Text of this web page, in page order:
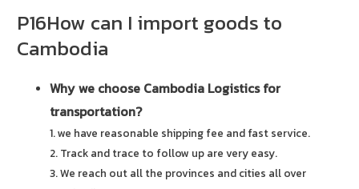
P16How can I import goods to
Cambodia
Why we choose Cambodia Logistics for
transportation?
1. we have reasonable shipping fee and fast service.
2. Track and trace to follow up are very easy.
3. We reach out all the provinces and cities all over